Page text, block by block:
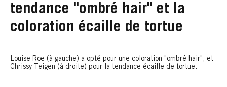
tendance "ombré hair" et la
coloration écaille de tortue
Louise Roe (à gauche) a opté pour une coloration "ombré hair", et
Chrissy Teigen (à droite) pour la tendance écaille de tortue.